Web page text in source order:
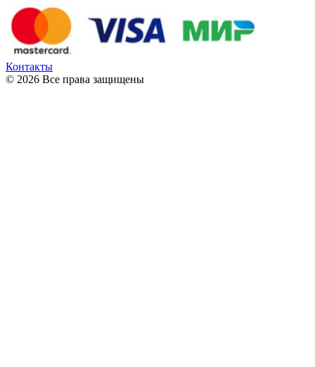
Контакты
© 2026 Все права защищены